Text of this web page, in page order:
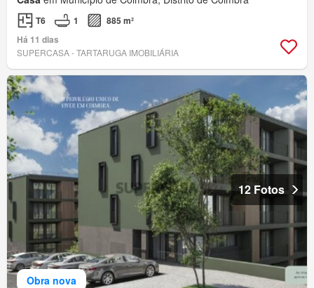
T6 1
885 m²
Há 11 dias
SUPERCASA - TARTARUGA IMOBILIÁRIA
Obra nova
12 Fotos